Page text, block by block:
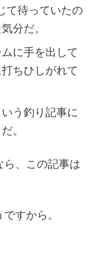
て待っていたの
分だ。
に手を出して
ちひしがれて
う釣り記事に
。
ら、この記事は
すから。